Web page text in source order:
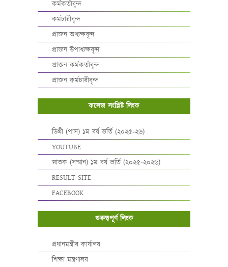
কর্মকর্তাবৃন্দ
কর্মচারীবৃন্দ
প্রাক্তন অধ্যক্ষবৃন্দ
প্রাক্তন উপাধ্যক্ষবৃন্দ
প্রাক্তন কর্মকর্তাবৃন্দ
প্রাক্তন কর্মচারীবৃন্দ
কলেজ সংশ্লিষ্ট লিংক
ডিগ্রী (পাস) ১ম বর্ষ ভর্তি (২০২৫-২৬)
YOUTUBE
স্নাতক (সম্মান) ১ম বর্ষ ভর্তি (২০২৫-২০২৬)
RESULT SITE
FACEBOOK
গুরুত্বপূর্ণ লিংক
প্রধানমন্ত্রীর কার্যালয়
শিক্ষা মন্ত্রণালয়